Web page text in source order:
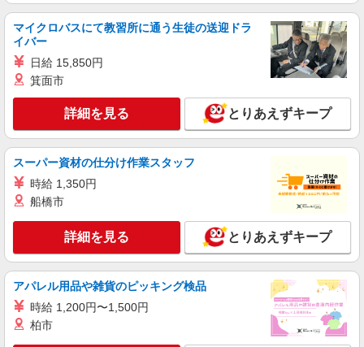
月給259200円〜300000円（経験・能力によ
る） ※研修期間6か月・時給1500円〜 ※残業代支
給 ★交通費別途支給（規定あり） ゜+゜・。
○。・゜+゜・。○。・゜+゜ 入社祝い金10万円支
株式会社シエロ
【softbank】の携帯販売スタッフ
大卒：月給240000円〜 短大卒：月給
230000円〜 高卒・専門卒：月給220000円〜 その
他・達成手当・役職手当・アドバイザー手当・そ
の他手当有・賞与年2回 ※残業代支給 ★交通費別
途支給（規定あり） ゜+゜・。○。・゜+゜・。
○。・゜+゜ 入社祝い金10万円支給(規定有) お友達
を紹介頂くと, インセンティブ支給(規定有) ゜・。
○。・゜+゜・。○。・゜+゜
キープ 詳細を見る
派遣社員
株式会社シエロ
【softbank】の携帯販売スタッフ
時給1500円〜 ※残業代支給 ★交通費別途支給
マイクロバスにて教習所に通う生徒の送迎ドラ
イバー
日給 15,850円
箕面市
詳細を見る とりあえずキープ
スーパー資材の仕分け作業スタッフ
時給 1,350円
船橋市
詳細を見る とりあえずキープ
アパレル用品や雑貨のピッキング検品
時給 1,200円〜1,500円
柏市